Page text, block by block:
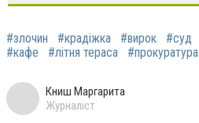
#злочин #крадіжка #вирок #суд
#кафе
#літня тераса #прокуратура
Книш Маргарита
Журналіст